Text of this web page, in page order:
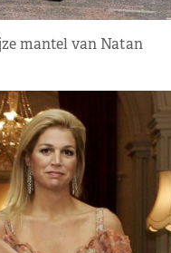
mantel van Natan